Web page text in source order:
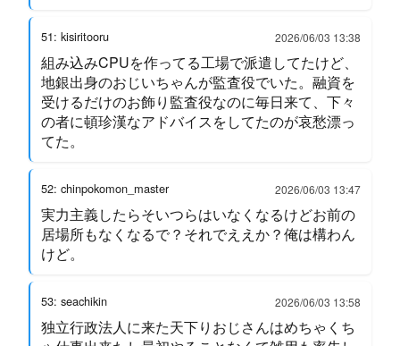
51: kisiritooru 2026/06/03 13:38
組み込みCPUを作ってる工場で派遣してたけど、
地銀出身のおじいちゃんが監査役でいた。融資を
受けるだけのお飾り監査役なのに毎日来て、下々
の者に頓珍漢なアドバイスをしてたのが哀愁漂っ
てた。
52: chinpokomon_master 2026/06/03 13:47
実力主義したらそいつらはいなくなるけどお前の
居場所もなくなるで？それでええか？俺は構わん
けど。
53: seachikin 2026/06/03 13:58
独立行政法人に来た天下りおじさんはめちゃくち